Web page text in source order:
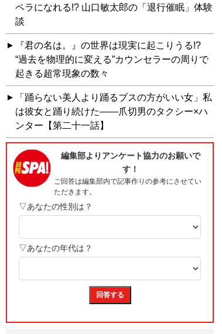
ペラになれる!? 山口敏太郎の「退行催眠」体験
談
『君の名は。』の世界は現実に起こりうる!?
“過去を物理的に変える”カウンセラーの周りで
起きる超常現象の数々
「踊らない美人より踊るブスの方がいい女」私
は彼女と踊り続けた――爪切男のタクシー×ハ
ンター【第二十一話】